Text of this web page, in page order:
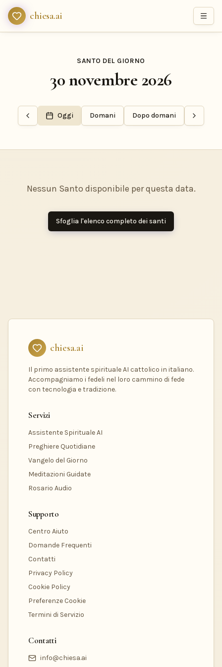
chiesa.ai
SANTO DEL GIORNO
30 novembre 2026
Oggi Domani Dopo domani
Nessun Santo disponibile per questa data.
Sfoglia l'elenco completo dei santi
chiesa.ai
Il primo assistente spirituale AI cattolico in italiano.
Accompagniamo i fedeli nel loro cammino di fede
con tecnologia e tradizione.
Servizi
Assistente Spirituale AI
Preghiere Quotidiane
Vangelo del Giorno
Meditazioni Guidate
Rosario Audio
Supporto
Centro Aiuto
Domande Frequenti
Contatti
Privacy Policy
Cookie Policy
Preferenze Cookie
Termini di Servizio
Contatti
info@chiesa.ai